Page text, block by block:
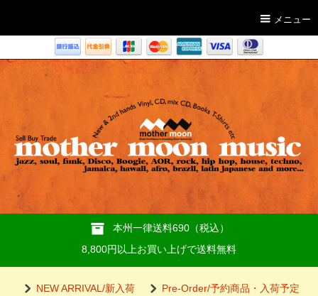
メニュー
本州一律送料690（税込）
8,800円以上お買い上げで送料無料
NEW ARRIVAL/新入荷 Pre-Order/予約商品・入荷予定